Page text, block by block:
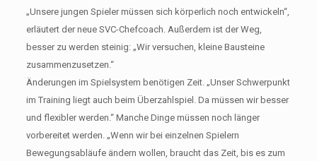
„Unsere jungen Spieler müssen sich körperlich noch entwickeln“,
erläutert der neue SVC-Chefcoach. Außerdem ist der Weg,
besser zu werden steinig: „Wir versuchen, kleine Bausteine
zusammenzusetzen.“
Änderungen im Spielsystem benötigen Zeit. „Unser Schwerpunkt
im Training liegt auch beim Überzahlspiel. Da müssen wir besser
und flexibler werden.“ Manche Dinge müssen noch länger
vorbereitet werden. „Wenn wir bei einzelnen Spielern
Bewegungsabläufe ändern wollen, braucht das Zeit, bis es zum